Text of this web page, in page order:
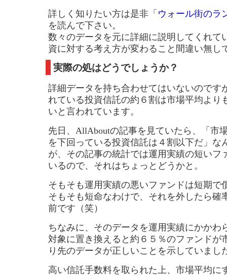
詳しく知りたい方は是非「 ウォール街のラ
を読んで下さい。
数々のデータを元に詳細に説明してくれて
資に対する考え方が変わること間違い無し
実際の処はどうでしょうか？
詳細データを持ち合わせてはいないのです
れている投資信託の約６割は市場平均より
いと言われています。
先日、AllAboutの記事を見ていたら、「市
を下回っている投資信託は４割以下だ」な
が、その記事の統計では運用実績の短いフ
いるので、それはちょっとどうかと。
そもそも運用実績の悪いファンドは短期で
そもそも短命なわけで、それを外したら確
前です（笑）
ちなみに、そのデータを運用実績にかかわ
対象に置き換えると約６５％のファンドが
り先のデータが正しいことを示していまし
高い信託手数料を取られた上、市場平均に